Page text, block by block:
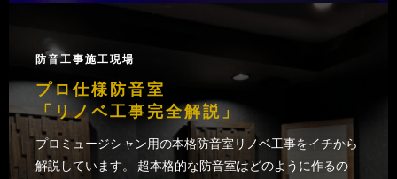
防音工事施工現場
プロ仕様防音室
「リノベ工事完全解説」
プロミュージシャン用の本格防音室リノベ工事をイチから
解説しています。
超本格的な防音室はどのように作るの